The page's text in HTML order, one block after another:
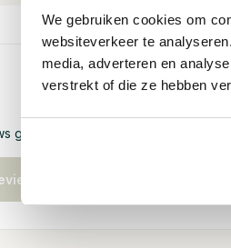
We gebruiken cookies om
websiteverkeer te
media, adverteren en
verstrekt of die ze hebben
geschreven over dit product..